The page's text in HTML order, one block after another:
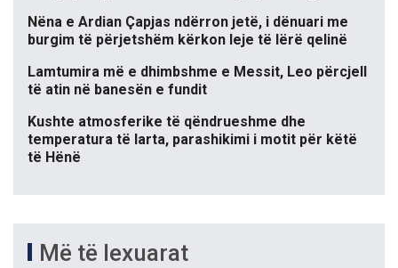
Nëna e Ardian Çapjas ndërron jetë, i dënuari me
burgim të përjetshëm kërkon leje të lërë qelinë
Lamtumira më e dhimbshme e Messit, Leo përcjell
të atin në banesën e fundit
Kushte atmosferike të qëndrueshme dhe
temperatura të larta, parashikimi i motit për këtë
të Hënë
Më të lexuarat